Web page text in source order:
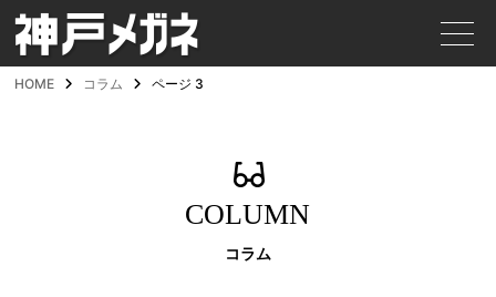
HOME コラム ページ 3
COLUMN
コラム